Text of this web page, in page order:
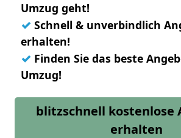
Umzug geht!
✓ Schnell & unverbindlich
erhalten!
✓ Finden Sie das beste
Umzug!
blitzschnell kostenlose
erhalten